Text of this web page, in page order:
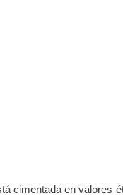
cimentada en valores